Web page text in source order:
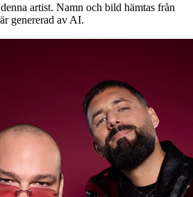
artist. Namn och bild hämtas från
genererad av AI.